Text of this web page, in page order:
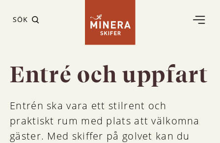
SÖK
Entré och uppfart
Entrén ska vara ett stilrent och
praktiskt rum med plats att välkomna
gäster. Med skiffer på golvet kan du